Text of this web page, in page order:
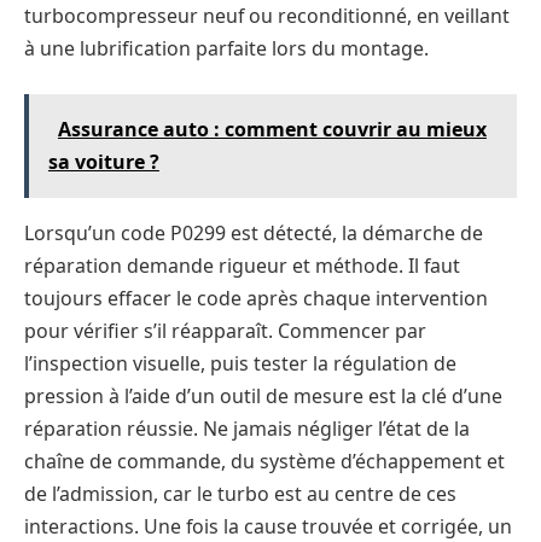
turbocompresseur neuf ou reconditionné, en veillant
à une lubrification parfaite lors du montage.
Assurance auto : comment couvrir au mieux
sa voiture ?
Lorsqu’un code P0299 est détecté, la démarche de
réparation demande rigueur et méthode. Il faut
toujours effacer le code après chaque intervention
pour vérifier s’il réapparaît. Commencer par
l’inspection visuelle, puis tester la régulation de
pression à l’aide d’un outil de mesure est la clé d’une
réparation réussie. Ne jamais négliger l’état de la
chaîne de commande, du système d’échappement et
de l’admission, car le turbo est au centre de ces
interactions. Une fois la cause trouvée et corrigée, un